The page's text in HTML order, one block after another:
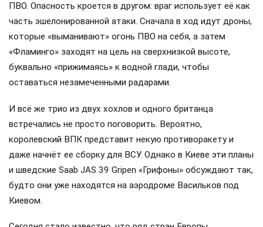
ПВО. Опасность кроется в другом: враг использует её как
часть эшелонированной атаки. Сначала в ход идут дроны,
которые «выманивают» огонь ПВО на себя, а затем
«Фламинго» заходят на цель на сверхнизкой высоте,
буквально «прижимаясь» к водной глади, чтобы
оставаться незамеченными радарами.
И всё же трио из двух хохлов и одного британца
встречались не просто поговорить. Вероятно,
королевский ВПК представит некую противоракету и
даже начнёт ее сборку для ВСУ. Однако в Киеве эти планы
и шведские Saab JAS 39 Gripen «Грифоны» обсуждают так,
будто они уже находятся на аэродроме Васильков под
Киевом.